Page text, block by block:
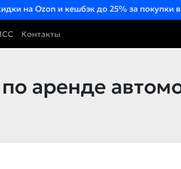
на Ozon и кешбэк до 25% за покупки
Контакты
по аренде